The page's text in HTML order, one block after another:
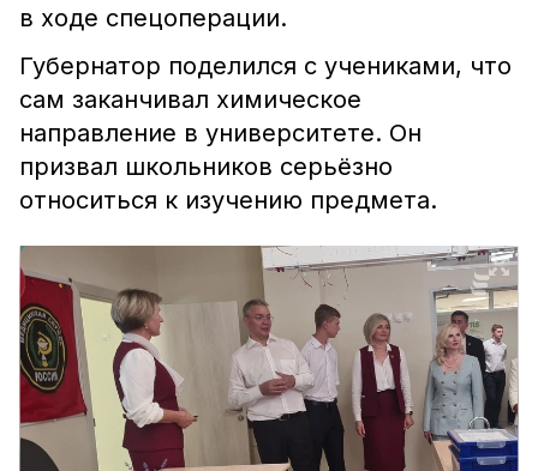
в ходе спецоперации.
Губернатор поделился с учениками, что
сам заканчивал химическое
направление в университете. Он
призвал школьников серьёзно
относиться к изучению предмета.